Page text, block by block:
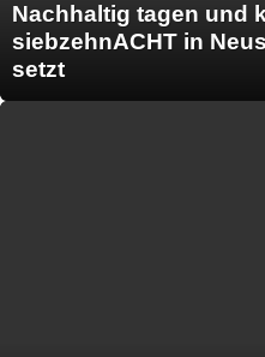
Nachhaltig tagen und
siebzehnACHT in
setzt